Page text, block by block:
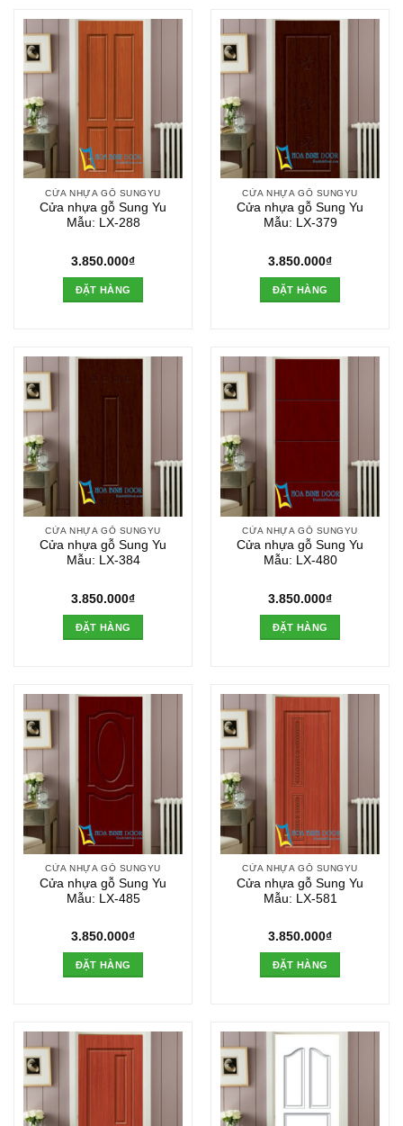
CỬA NHỰA GỖ SUNGYU
Cửa nhựa gỗ Sung Yu
Mẫu: LX-288
3.850.000₫
ĐẶT HÀNG
CỬA NHỰA GỖ SUNGYU
Cửa nhựa gỗ Sung Yu
Mẫu: LX-379
3.850.000₫
ĐẶT HÀNG
CỬA NHỰA GỖ SUNGYU
Cửa nhựa gỗ Sung Yu
Mẫu: LX-384
3.850.000₫
ĐẶT HÀNG
CỬA NHỰA GỖ SUNGYU
Cửa nhựa gỗ Sung Yu
Mẫu: LX-480
3.850.000₫
ĐẶT HÀNG
CỬA NHỰA GỖ SUNGYU
Cửa nhựa gỗ Sung Yu
Mẫu: LX-485
3.850.000₫
ĐẶT HÀNG
CỬA NHỰA GỖ SUNGYU
Cửa nhựa gỗ Sung Yu
Mẫu: LX-581
3.850.000₫
ĐẶT HÀNG